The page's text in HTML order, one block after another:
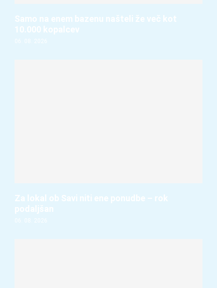
Samo na enem bazenu našteli že več kot
10.000 kopalcev
06. 08. 2026
Za lokal ob Savi niti ene ponudbe – rok
podaljšan
06. 08. 2026